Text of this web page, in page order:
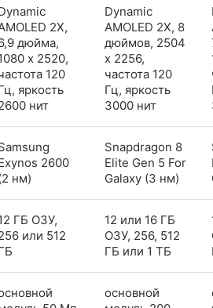
2X,
дюйма,
x 2520,
120
яркость
нит
Dynamic
AMOLED 2X, 8
дюймов, 2504
x 2256,
частота 120
Гц, яркость
3000 нит
2600
нм)
Snapdragon 8
Elite Gen 5 For
Galaxy (3 нм)
ГБ ОЗУ,
или 512
12 или 16 ГБ
ОЗУ, 256, 512
ГБ или 1 ТБ
основной